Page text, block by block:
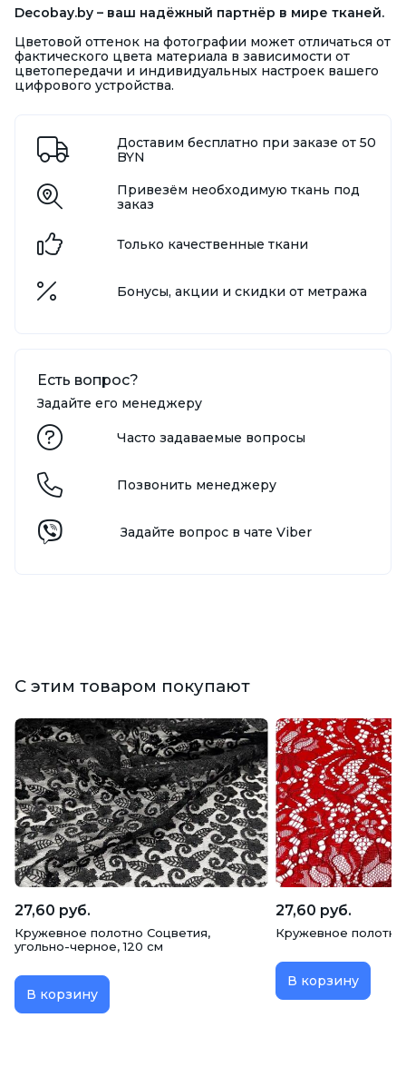
Decobay.by – ваш надёжный партнёр в мире тканей.
Цветовой оттенок на фотографии может отличаться от
фактического цвета материала в зависимости от
цветопередачи и индивидуальных настроек вашего
цифрового устройства.
Доставим бесплатно при заказе от 50
BYN
Привезём необходимую ткань под
заказ
Только качественные ткани
Бонусы, акции и скидки от метража
Есть вопрос?
Задайте его менеджеру
Часто задаваемые вопросы
Позвонить менеджеру
Задайте вопрос в чате Viber
С этим товаром покупают
27,60 руб.
Кружевное полотно Соцветия,
угольно-черное, 120 см
В корзину
27,60 руб.
Кружевное
В корзину